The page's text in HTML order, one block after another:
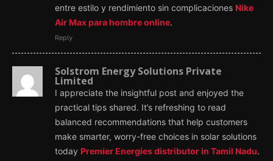
entre estilo y rendimiento sin complicaciones Nike
Air Max para hombre online.
Reply
Solstrom Energy Solutions Private
Limited
I appreciate the insightful post and enjoyed the
practical tips shared. It’s refreshing to read
balanced recommendations that help customers
make smarter, worry-free choices in solar solutions
today Premier Energies distributor in Tamil Nadu.